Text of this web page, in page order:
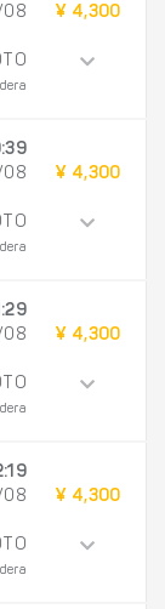
08
¥ 4,300
08
¥ 4,300
08
¥ 4,300
08
¥ 4,300